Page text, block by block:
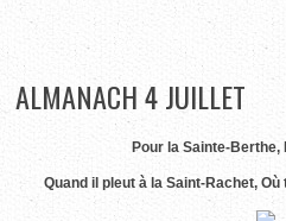
ALMANACH 4 JUILLET
Pour la Sainte-
Quand il pleut à la Saint-Rachet,